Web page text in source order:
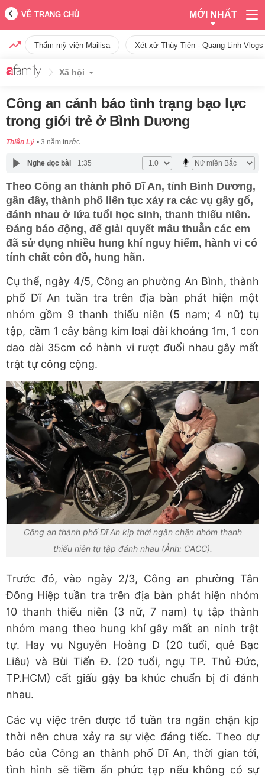
VỀ TRANG CHỦ MỚI NHẤT
Thẩm mỹ viện Mailisa Xét xử Thùy Tiên - Quang Linh
Xã hội
Công an cảnh báo tình trạng bạo lực
trong giới trẻ ở Bình Dương
Thiên Lý 3 năm trước
Nghe đọc bài 1:35
Theo Công an thành phố Dĩ An, tỉnh Bình Dương,
gần đây, thành phố liên tục xảy ra các vụ gây gổ,
đánh nhau ở lứa tuổi học sinh, thanh thiếu niên.
Đáng báo động, để giải quyết mâu thuẫn các em
đã sử dụng nhiều hung khí nguy hiểm, hành vi có
tính chất côn đồ, hung hãn.
Cụ thể, ngày 4/5, Công an phường An Bình, thành
phố Dĩ An tuần tra trên địa bàn phát hiện một
nhóm gồm 9 thanh thiếu niên (5 nam; 4 nữ) tụ
tập, cầm 1 cây bằng kim loại dài khoảng 1m, 1 con
dao dài 35cm có hành vi rượt đuổi nhau gây mất
trật tự công cộng.
Công an thành phố Dĩ An kịp thời ngăn chặn nhóm thanh
thiếu niên tụ tập đánh nhau (Ảnh: CACC).
Trước đó, vào ngày 2/3, Công an phường Tân
Đông Hiệp tuần tra trên địa bàn phát hiện nhóm
10 thanh thiếu niên (3 nữ, 7 nam) tụ tập thành
nhóm mang theo hung khí gây mất an ninh trật
tự. Hay vụ Nguyễn Hoàng D (20 tuổi, quê Bạc
Liêu) và Bùi Tiến Đ. (20 tuổi, ngụ TP. Thủ Đức,
TP.HCM) cất giấu gậy ba khúc chuẩn bị đi đánh
nhau.
Các vụ việc trên được tổ tuần tra ngăn chặn kịp
thời nên chưa xảy ra sự việc đáng tiếc. Theo dự
báo của Công an thành phố Dĩ An, thời gian tới,
tình hình sẽ tiềm ẩn phức tạp nếu không có sự